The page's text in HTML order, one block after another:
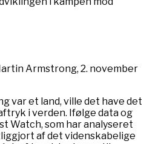
Armstrong, 2. november
var et land, ville det have det
i verden. Ifølge data og
Watch, som har analyseret
af det videnskabelige